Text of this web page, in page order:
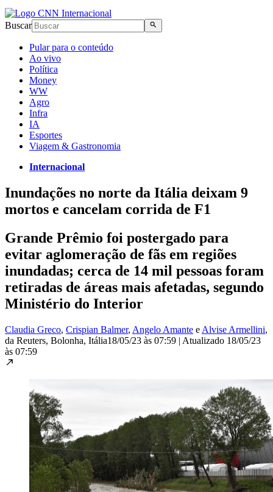
Buscar
Pular para o conteúdo
Ao vivo
Política
Money
WW
Agro
Infra
IA
Esportes
Viagem & Gastronomia
Internacional
Inundações no norte da Itália deixam 9
mortos e cancelam corrida de F1
Grande Prêmio foi postergado para
evitar aglomeração de fãs em regiões
inundadas; cerca de 14 mil pessoas foram
retiradas de áreas mais afetadas, segundo
Ministério do Interior
Claudia Greco, Crispian Balmer, Angelo Amante e Alvise Armellini,
da Reuters, Bolonha, Itália18/05/23 às 07:59 | Atualizado 18/05/23
às 07:59